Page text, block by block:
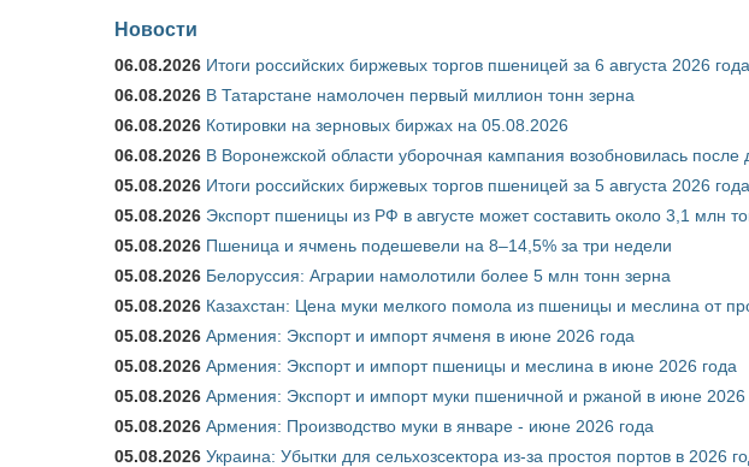
Новости
06.08.2026 Итоги российских биржевых торгов пшеницей за 6 августа 2026 года
06.08.2026 В Татарстане намолочен первый миллион тонн зерна
06.08.2026 Котировки на зерновых биржах на 05.08.2026
06.08.2026 В Воронежской области уборочная кампания возобновилась после
05.08.2026 Итоги российских биржевых торгов пшеницей за 5 августа 2026 года
05.08.2026 Экспорт пшеницы из РФ в августе может составить около 3,1 млн
05.08.2026 Пшеница и ячмень подешевели на 8–14,5% за три недели
05.08.2026 Белоруссия: Аграрии намолотили более 5 млн тонн зерна
05.08.2026 Казахстан: Цена муки мелкого помола из пшеницы и меслина от
05.08.2026 Армения: Экспорт и импорт ячменя в июне 2026 года
05.08.2026 Армения: Экспорт и импорт пшеницы и меслина в июне 2026 года
05.08.2026 Армения: Экспорт и импорт муки пшеничной и ржаной в июне 2026
05.08.2026 Армения: Производство муки в январе - июне 2026 года
05.08.2026 Украина: Убытки для сельхозсектора из-за простоя портов в 2026